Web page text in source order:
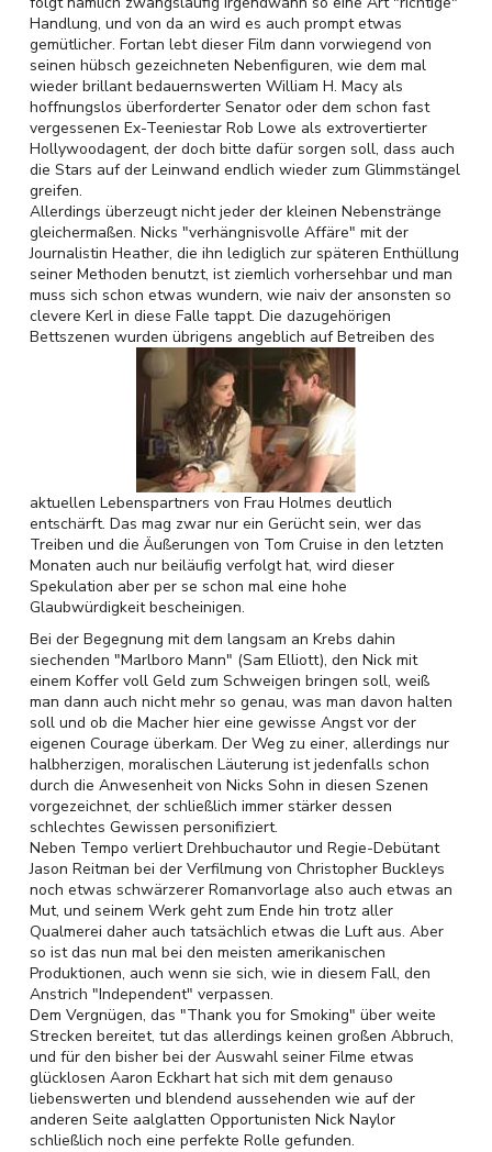
Handlung, und von da an wird es auch prompt etwas
gemütlicher. Fortan lebt dieser Film dann vorwiegend von
seinen hübsch gezeichneten Nebenfiguren, wie dem mal
wieder brillant bedauernswerten William H. Macy als
hoffnungslos überforderter Senator oder dem schon fast
vergessenen Ex-Teeniestar Rob Lowe als extrovertierter
Hollywoodagent, der doch bitte dafür sorgen soll, dass auch
die Stars auf der Leinwand endlich wieder zum Glimmstängel
greifen.
Allerdings überzeugt nicht jeder der kleinen Nebenstränge
gleichermaßen. Nicks "verhängnisvolle Affäre" mit der
Journalistin Heather, die ihn lediglich zur späteren Enthüllung
seiner Methoden benutzt, ist ziemlich vorhersehbar und man
muss sich schon etwas wundern, wie naiv der ansonsten so
clevere Kerl in diese Falle tappt. Die dazugehörigen
Bettszenen wurden übrigens angeblich auf Betreiben des
aktuellen Lebenspartners von Frau Holmes deutlich
entschärft. Das mag zwar nur ein Gerücht sein, wer das
Treiben und die Äußerungen von Tom Cruise in den letzten
Monaten auch nur beiläufig verfolgt hat, wird dieser
Spekulation aber per se schon mal eine hohe
Glaubwürdigkeit bescheinigen.
Bei der Begegnung mit dem langsam an Krebs dahin
siechenden "Marlboro Mann" (Sam Elliott), den Nick mit
einem Koffer voll Geld zum Schweigen bringen soll, weiß
man dann auch nicht mehr so genau, was man davon halten
soll und ob die Macher hier eine gewisse Angst vor der
eigenen Courage überkam. Der Weg zu einer, allerdings nur
halbherzigen, moralischen Läuterung ist jedenfalls schon
durch die Anwesenheit von Nicks Sohn in diesen Szenen
vorgezeichnet, der schließlich immer stärker dessen
schlechtes Gewissen personifiziert.
Neben Tempo verliert Drehbuchautor und Regie-Debütant
Jason Reitman bei der Verfilmung von Christopher Buckleys
noch etwas schwärzerer Romanvorlage also auch etwas an
Mut, und seinem Werk geht zum Ende hin trotz aller
Qualmerei daher auch tatsächlich etwas die Luft aus. Aber
so ist das nun mal bei den meisten amerikanischen
Produktionen, auch wenn sie sich, wie in diesem Fall, den
Anstrich "Independent" verpassen.
Dem Vergnügen, das "Thank you for Smoking" über weite
Strecken bereitet, tut das allerdings keinen großen Abbruch,
und für den bisher bei der Auswahl seiner Filme etwas
glücklosen Aaron Eckhart hat sich mit dem genauso
liebenswerten und blendend aussehenden wie auf der
anderen Seite aalglatten Opportunisten Nick Naylor
schließlich noch eine perfekte Rolle gefunden.